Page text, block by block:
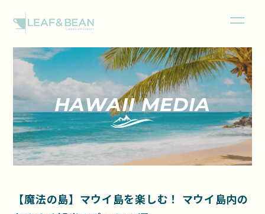
HAWAII MEDIA
【魔法の島】マウイ島を楽しむ！ マウイ島内の